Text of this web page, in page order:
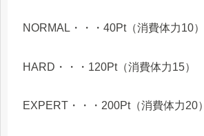
NORMAL・・・40Pt（消費体力10）
HARD・・・120Pt（消費体力15）
EXPERT・・・200Pt（消費体力20）